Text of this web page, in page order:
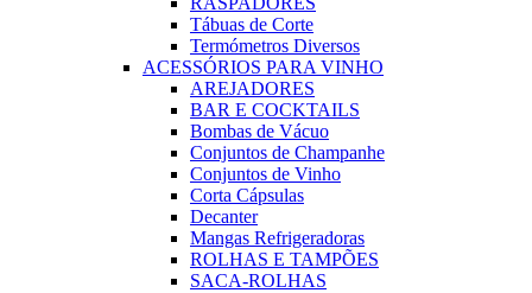
Tábuas de Corte
Termómetros Diversos
ACESSÓRIOS PARA VINHO
AREJADORES
BAR E COCKTAILS
Bombas de Vácuo
Conjuntos de Champanhe
Conjuntos de Vinho
Corta Cápsulas
Decanter
Mangas Refrigeradoras
ROLHAS E TAMPÕES
SACA-ROLHAS